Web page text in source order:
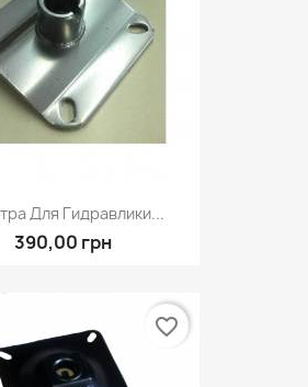
Для Гидравлики...
390,00 грн
favorite_border